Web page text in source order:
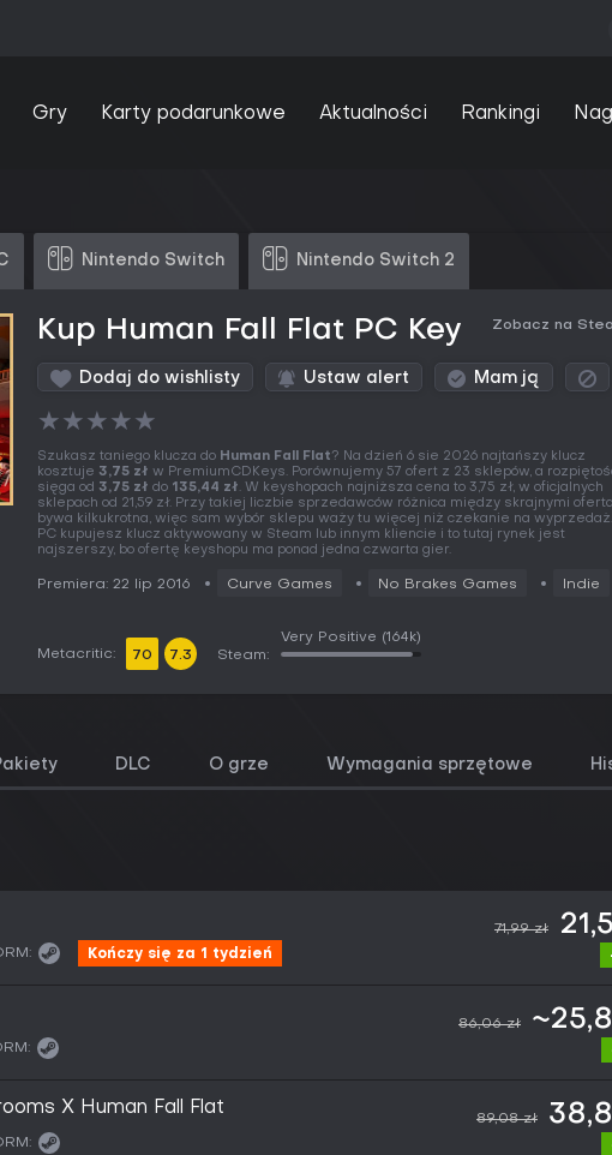
Gry Karty podarunkowe Aktualności Rankingi
Nintendo Switch Nintendo Switch 2
Kup Human Fall Flat PC Key Zobacz na
Dodaj do wishlisty Ustaw alert Mam ją
★★★★★
Szukasz taniego klucza do Human Fall Flat? Na dzień 6 sie 2026 najtańszy klucz
kosztuje 3,75 zł w PremiumCDKeys. Porównujemy 57 ofert z 23 sklepów, a
sięga od 3,75 zł do 135,44 zł. W keyshopach najniższa cena to 3,75 zł, w oficjalnych
sklepach od 21,59 zł. Przy takiej liczbie sprzedawców różnica między skrajnymi
bywa kilkukrotna, więc sam wybór sklepu waży tu więcej niż czekanie na wyprzedaż.
PC kupujesz klucz aktywowany w Steam lub innym kliencie i to tutaj rynek jest
najszerszy, bo ofertę keyshopu ma ponad jedna czwarta gier.
Premiera: 22 lip 2016 Curve Games No Brakes Games Indie
Metacritic: 70 7.3 Steam:
Very Positive (164k)
DLC O grze Wymagania sprzętowe
Kończy się za 1 tydzień
71,99 zł
86,06 zł
X Human Fall Flat
89,08 zł